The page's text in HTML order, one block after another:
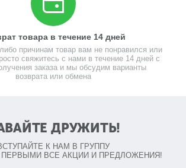
товара в течение 14 дней
причинам товар вам не понравился или
свяжитесь с нами в течение 14 дней с
заказа и мы обсудим варианты
возврата или обмена
ДРУЖИТЬ!
К НАМ В ГРУППУ
ПЕРВЫМИ ВСЕ АКЦИИ И ПРЕДЛОЖЕНИЯ!